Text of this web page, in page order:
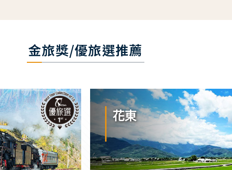
金旅獎/優旅選推薦
花東